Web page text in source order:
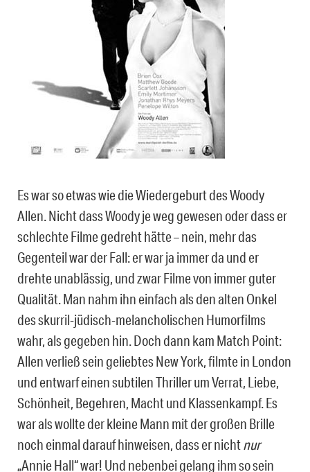
Es war so etwas wie die Wiedergeburt des Woody
Allen. Nicht dass Woody je weg gewesen oder dass er
schlechte Filme gedreht hätte – nein, mehr das
Gegenteil war der Fall: er war ja immer da und er
drehte unablässig, und zwar Filme von immer guter
Qualität. Man nahm ihn einfach als den alten Onkel
des skurril-jüdisch-melancholischen Humorfilms
wahr, als gegeben hin. Doch dann kam Match Point:
Allen verließ sein geliebtes New York, filmte in London
und entwarf einen subtilen Thriller um Verrat, Liebe,
Schönheit, Begehren, Macht und Klassenkampf. Es
war als wollte der kleine Mann mit der großen Brille
noch einmal darauf hinweisen, dass er nichtnur
„Annie Hall“ war! Und nebenbei gelang ihm so sein